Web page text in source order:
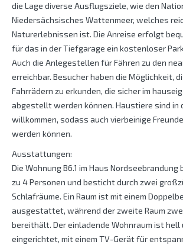
die Lage diverse Ausflugsziele, wie den
Niedersächsisches Wattenmeer, welches
Naturerlebnissen ist. Die Anreise erfolgt
für das in der Tiefgarage ein kostenloser
Auch die Anlegestellen für Fähren zu den
erreichbar. Besucher haben die Möglichkeit,
Fahrrädern zu erkunden, die sicher im
abgestellt werden können. Haustiere sind in
willkommen, sodass auch vierbeinige
werden können.
Ausstattungen:
Die Wohnung B6.1 im Haus
zu 4 Personen und besticht durch zwei
Schlafräume. Ein Raum ist mit einem
ausgestattet, während der zweite Raum
bereithält. Der einladende Wohnraum ist hell
eingerichtet, mit einem TV-Gerät für